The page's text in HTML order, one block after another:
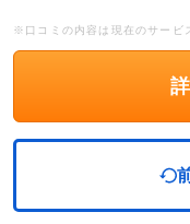
※口コミの内容は現在のサービ